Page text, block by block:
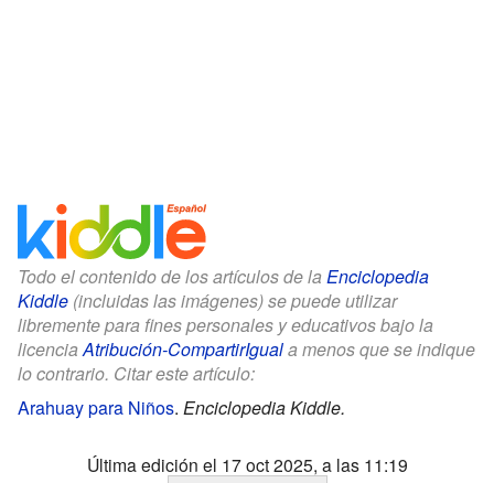
Todo el contenido de los artículos de la Enciclopedia
Kiddle (incluidas las imágenes) se puede utilizar
libremente para fines personales y educativos bajo la
licenciaAtribución-CompartirIguala menos que se indique
lo contrario. Citar este artículo:
Arahuay para Niños. Enciclopedia Kiddle.
Última edición el 17 oct 2025, a las 11:19